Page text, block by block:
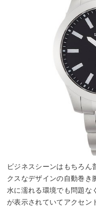
ビジネスシーンはもちろん
クスなデザインの自動巻き
水に濡れる環境でも問題な
が表示されていてアクセン